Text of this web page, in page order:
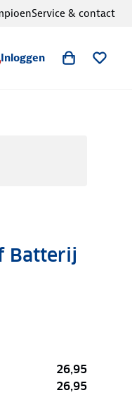
Inloggen
Service & contact
Batterij
26,95
26,95